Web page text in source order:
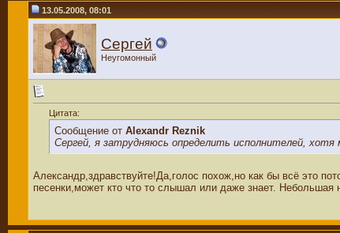
13.05.2008, 08:01
Сергей
Неугомонный
Цитата:
Сообщение от Alexandr Reznik
Сергей, я затрудняюсь определить исполнителей,
Александр,здравствуйте!Да,голос похож,но как бы всё это
песенки,может кто что то слышал или даже знает.